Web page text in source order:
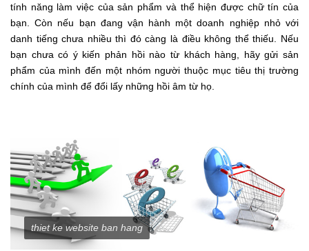
tính năng làm việc của sản phẩm và thể hiện được chữ tín của
bạn. Còn nếu bạn đang vận hành một doanh nghiệp nhỏ với
danh tiếng chưa nhiều thì đó càng là điều không thể thiếu. Nếu
bạn chưa có ý kiến phản hồi nào từ khách hàng, hãy gửi sản
phẩm của mình đến một nhóm người thuộc mục tiêu thị trường
chính của mình để đổi lấy những hồi âm từ họ.
thiet ke website ban hang